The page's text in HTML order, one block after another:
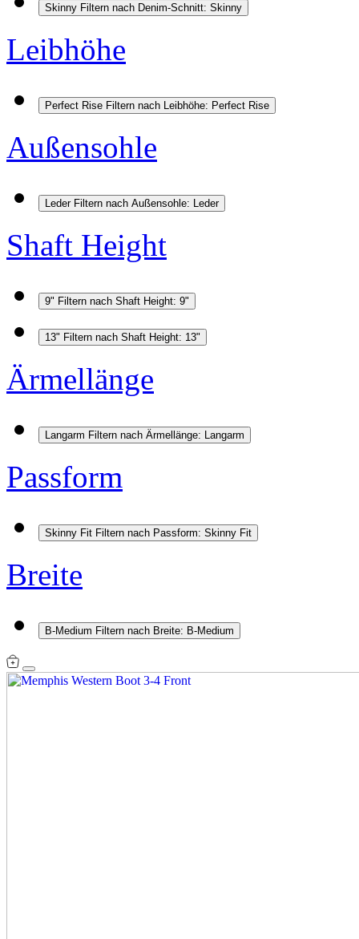
Skinny Filtern nach Denim-Schnitt: Skinny
Leibhöhe
Perfect Rise Filtern nach Leibhöhe: Perfect Rise
Außensohle
Leder Filtern nach Außensohle: Leder
Shaft Height
9" Filtern nach Shaft Height: 9"
13" Filtern nach Shaft Height: 13"
Ärmellänge
Langarm Filtern nach Ärmellänge: Langarm
Passform
Skinny Fit Filtern nach Passform: Skinny Fit
Breite
B-Medium Filtern nach Breite: B-Medium